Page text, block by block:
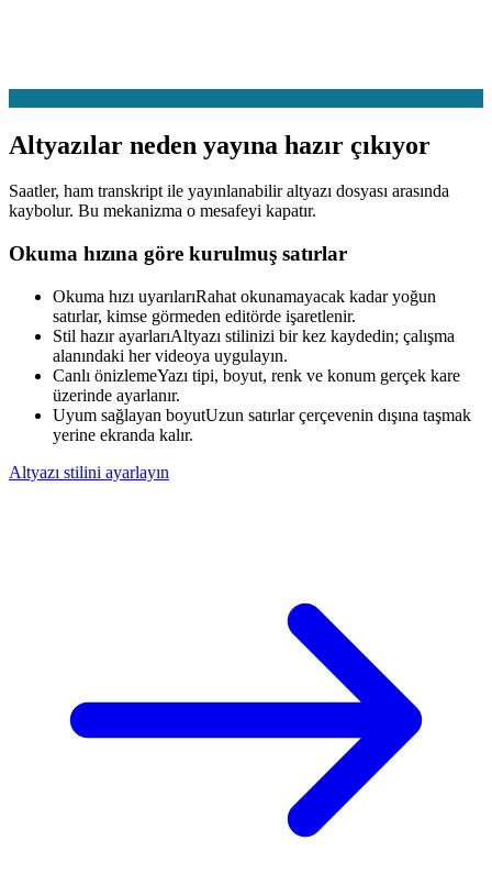
Altyazılar neden yayına hazır çıkıyor
Saatler, ham transkript ile yayınlanabilir altyazı dosyası arasında
kaybolur. Bu mekanizma o mesafeyi kapatır.
Okuma hızına göre kurulmuş satırlar
Okuma hızı uyarılarıRahat okunamayacak kadar yoğun
satırlar, kimse görmeden editörde işaretlenir.
Stil hazır ayarlarıAltyazı stilinizi bir kez kaydedin; çalışma
alanındaki her videoya uygulayın.
Canlı önizlemeYazı tipi, boyut, renk ve konum gerçek kare
üzerinde ayarlanır.
Uyum sağlayan boyutUzun satırlar çerçevenin dışına taşmak
yerine ekranda kalır.
Altyazı stilini ayarlayın